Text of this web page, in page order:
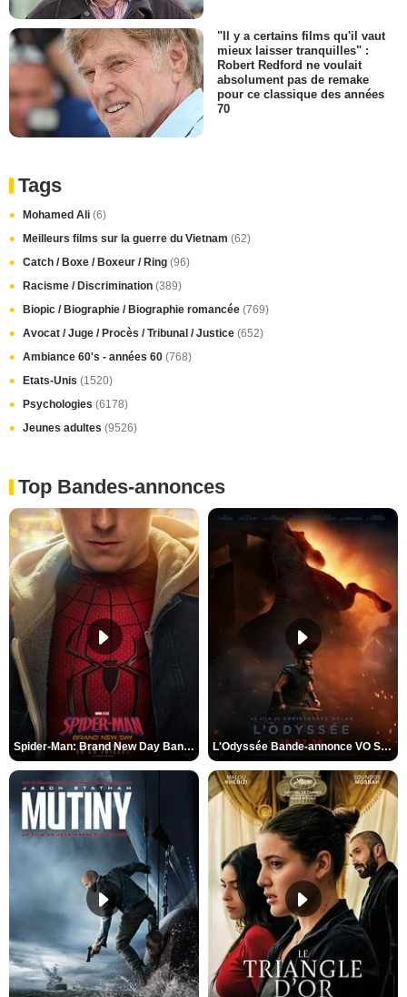
"Il y a certains films qu'il vaut
mieux laisser tranquilles" :
Robert Redford ne voulait
absolument pas de remake
pour ce classique des années
70
Tags
Mohamed Ali (6)
Meilleurs films sur la guerre du Vietnam (62)
Catch / Boxe / Boxeur / Ring (96)
Racisme / Discrimination (389)
Biopic / Biographie / Biographie romancée (769)
Avocat / Juge / Procès / Tribunal / Justice (652)
Ambiance 60's - années 60 (768)
Etats-Unis (1520)
Psychologies (6178)
Jeunes adultes (9526)
Top Bandes-annonces
Spider-Man: Brand New Day Bande-annonce VO STFR L'Odyssée Bande-annonce VO STFR